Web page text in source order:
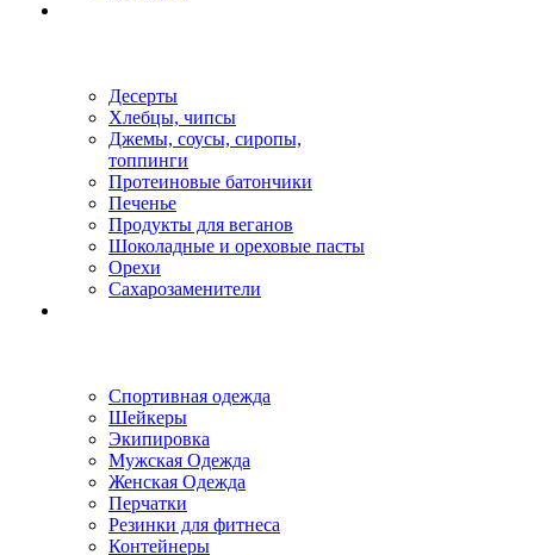
Десерты
Хлебцы, чипсы
Джемы, соусы, сиропы,
топпинги
Протеиновые батончики
Печенье
Продукты для веганов
Шоколадные и ореховые пасты
Орехи
Сахарозаменители
Спортивная одежда
Шейкеры
Экипировка
Мужская Одежда
Женская Одежда
Перчатки
Резинки для фитнеса
Контейнеры